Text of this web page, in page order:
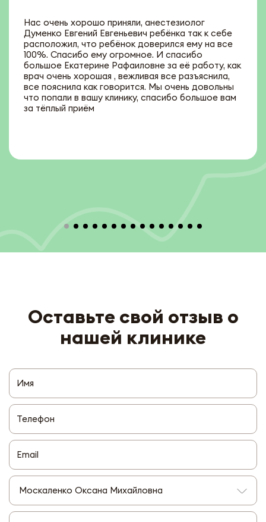
Нас очень хорошо приняли, анестезиолог
Думенко Евгений Евгеньевич ребёнка так к себе
расположил, что ребёнок доверился ему на все
100%. Спасибо ему огромное. И спасибо
большое Екатерине Рафаиловне за её работу, как
врач очень хорошая , вежливая все разъяснила,
все пояснила как говорится. Мы очень довольны
что попали в вашу клинику, спасибо большое вам
за тёплый приём
Оставьте свой отзыв о
нашей клинике
Москаленко Оксана Михайловна